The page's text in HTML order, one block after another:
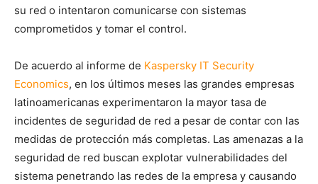
su red o intentaron comunicarse con sistemas
comprometidos y tomar el control.
De acuerdo al informe de Kaspersky IT Security
Economics, en los últimos meses las grandes empresas
latinoamericanas experimentaron la mayor tasa de
incidentes de seguridad de red a pesar de contar con las
medidas de protección más completas. Las amenazas a la
seguridad de red buscan explotar vulnerabilidades del
sistema penetrando las redes de la empresa y causando